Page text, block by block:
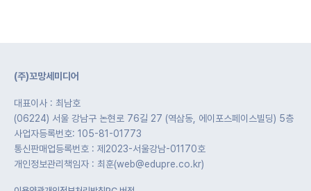
(주)꼬망세미디어
대표이사 : 최남호
(06224) 서울 강남구 논현로 76길 27 (역삼동, 에이포스페이스빌딩) 5층
사업자등록번호: 105-81-01773
통신판매업등록번호 : 제2023-서울강남-01170호
개인정보관리책임자 : 최훈(web@edupre.co.kr)